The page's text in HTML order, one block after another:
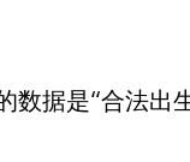
数据是“合法出